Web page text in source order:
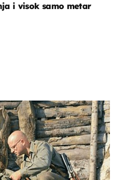
i visok samo metar